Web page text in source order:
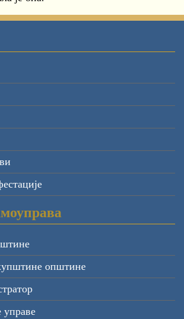
општине
управе